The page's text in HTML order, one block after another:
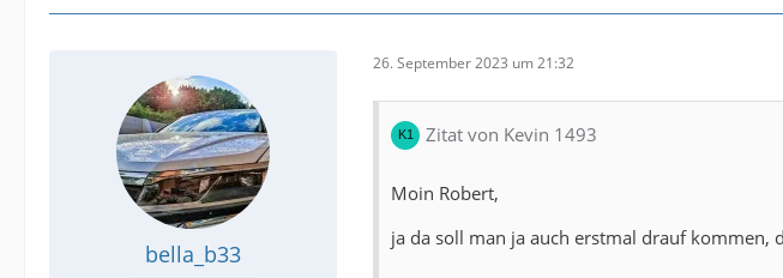
bella_b33
26. September 2023 um 21:32
Zitat von Kevin 1493
Moin Robert,
ja da soll man ja auch erstmal drauf kommen,